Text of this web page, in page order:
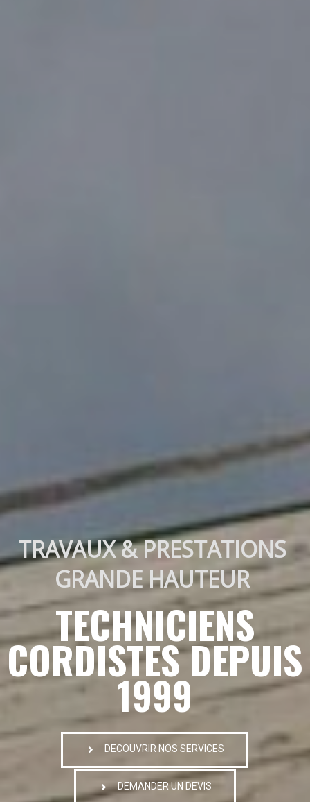
TRAVAUX & PRESTATIONS
GRANDE HAUTEUR
TECHNICIENS
CORDISTES DEPUIS
1999
DECOUVRIR NOS SERVICES
DEMANDER UN DEVIS